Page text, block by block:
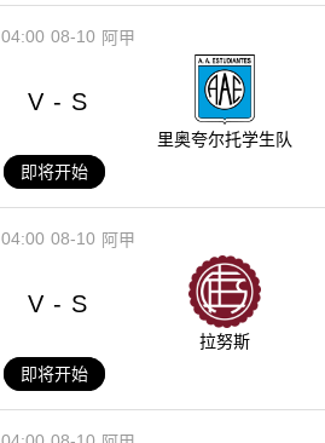
08-10
04:00 阿甲
V - S
里奥夸尔托学生队
即将开始
08-10
04:00 阿甲
V - S
拉努斯
即将开始